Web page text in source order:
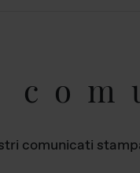
comunicati